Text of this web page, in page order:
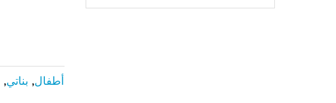
أطفال, بناتي,